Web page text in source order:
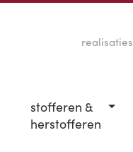
realisaties
stofferen &
herstofferen